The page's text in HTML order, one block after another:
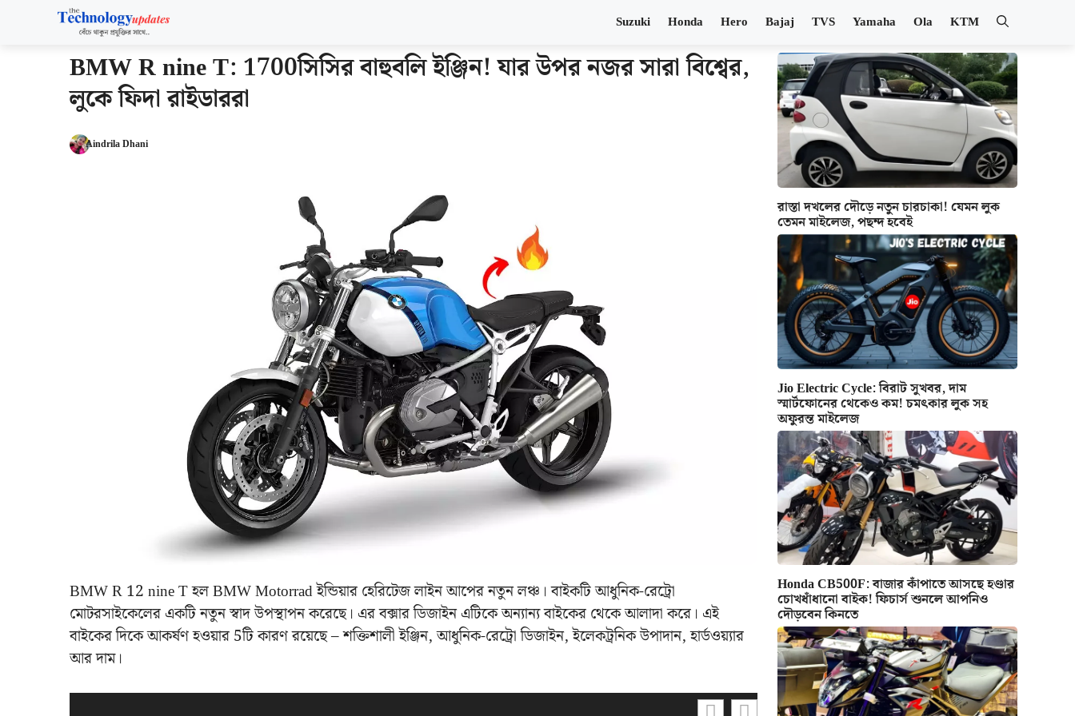
Suzuki Honda Hero Bajaj TVS Yamaha Ola KTM
BMW R nine T: 1700সিসির বাহুবলি ইঞ্জিন! যার উপর নজর সারা বিশ্বের,
লুকে ফিদা রাইডাররা
Aindrila Dhani
BMW R 12 nine T হল BMW Motorrad ইন্ডিয়ার হেরিটেজ লাইন আপের নতুন লঞ্চ। বাইকটি আধুনিক-রেট্রো
মোটরসাইকেলের একটি নতুন স্বাদ উপস্থাপন করেছে। এর বক্সার ডিজাইন এটিকে অন্যান্য বাইকের থেকে আলাদা করে। এই
বাইকের দিকে আকর্ষণ হওয়ার 5টি কারণ রয়েছে – শক্তিশালী ইঞ্জিন, আধুনিক-রেট্রো ডিজাইন, ইলেকট্রনিক উপাদান, হার্ডওয়্যার
আর দাম।
রাস্তা দখলের দৌড়ে নতুন চারচাকা! যেমন লুক
তেমন মাইলেজ, পছন্দ হবেই
Jio Electric Cycle: বিরাট সুখবর, দাম
স্মার্টফোনের থেকেও কম! চমৎকার লুক সহ
অফুরন্ত মাইলেজ
Honda CB500F: বাজার কাঁপাতে আসছে হণ্ডার
চোখধাঁধানো বাইক! ফিচার্স শুনলে আপনিও
দৌড়বেন কিনতে